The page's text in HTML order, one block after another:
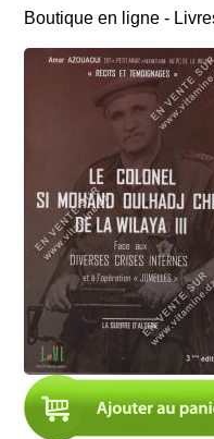
Boutique en ligne -